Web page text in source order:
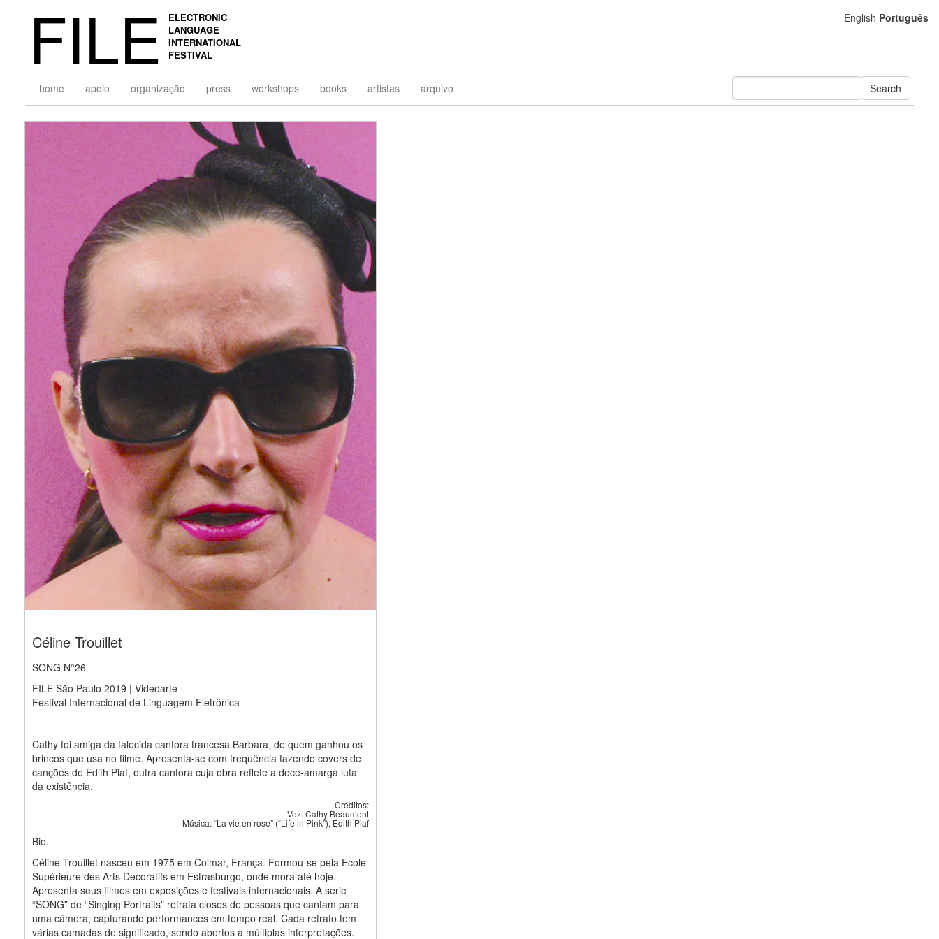
FILE
ELECTRONIC
LANGUAGE
INTERNATIONAL
FESTIVAL
home apoio organização press workshops books artistas arquivo Search
Céline Trouillet
SONG N°26
FILE São Paulo 2019 | Videoarte
Festival Internacional de Linguagem Eletrônica
Cathy foi amiga da falecida cantora francesa Barbara, de quem ganhou os
brincos que usa no filme. Apresenta-se com frequência fazendo covers de
canções de Edith Piaf, outra cantora cuja obra reflete a doce-amarga luta
da existência.
Créditos:
Voz: Cathy Beaumont
Música: “La vie en rose” (“Life in Pink”), Edith Piaf
Bio.
Céline Trouillet nasceu em 1975 em Colmar, França. Formou-se pela Ecole
Supérieure des Arts Décoratifs em Estrasburgo, onde mora até hoje.
Apresenta seus filmes em exposições e festivais internacionais. A série
“SONG” de “Singing Portraits” retrata closes de pessoas que cantam para
uma câmera; capturando performances em tempo real. Cada retrato tem
várias camadas de significado, sendo abertos à múltiplas interpretações.
English Português